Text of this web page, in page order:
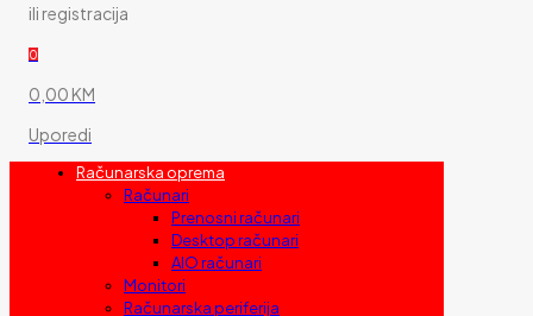
ili registracija
0
0,00 KM
Uporedi
Računarska oprema
Računari
Prenosni računari
Desktop računari
AIO računari
Monitori
Računarska periferija